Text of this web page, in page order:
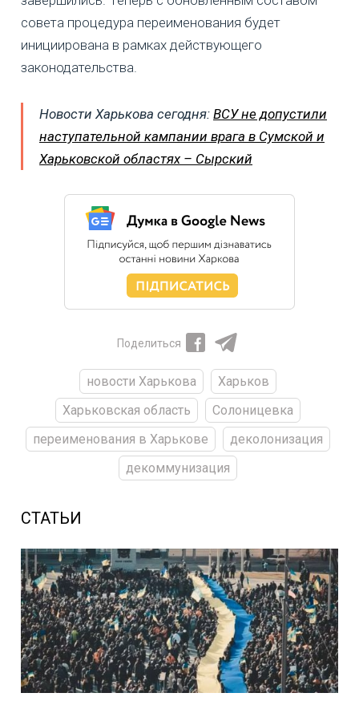
совета процедура переименования будет
инициирована в рамках действующего
законодательства.
Новости Харькова сегодня: ВСУ не допустили
наступательной кампании врага в Сумской и
Харьковской областях – Сырский
Поделиться
новости Харькова
Харьков
Харьковская область
Солоницевка
переименования в Харькове
деколонизация
декоммунизация
СТАТЬИ